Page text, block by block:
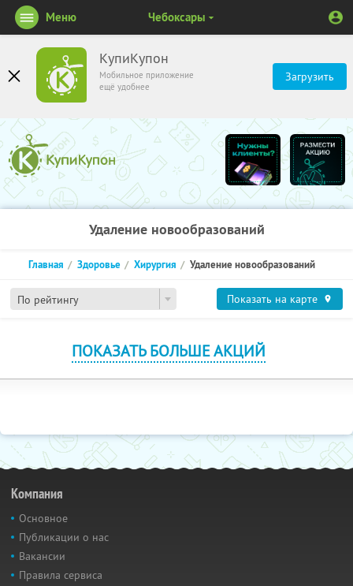
КупиКупон
Мобильное приложение
ещё удобнее
Загрузить
Меню Чебоксары
Удаление новообразований
По рейтингу
Главная Здоровье Хирургия Удаление новообразований
Показать на карте
ПОКАЗАТЬ БОЛЬШЕ АКЦИЙ
Компания
Основное
Публикации о нас
Вакансии
Правила сервиса